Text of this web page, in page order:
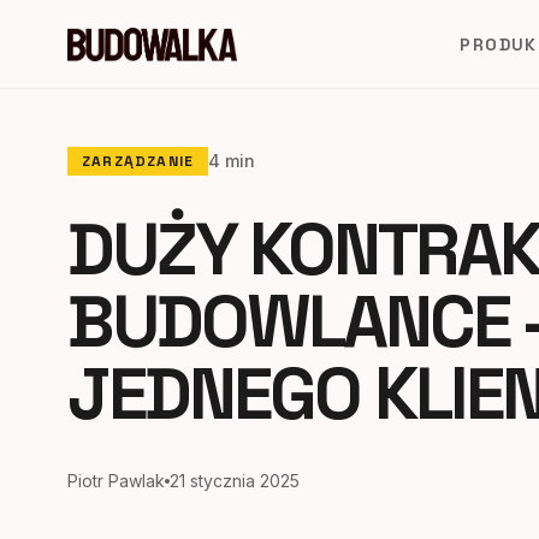
ZARZĄDZANIE 4 min
DUŻY
JEDNEGO
Piotr Pawlak 21 stycznia 2025